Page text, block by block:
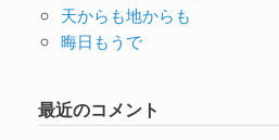
天からも地からも
晦日もうで
最近のコメント